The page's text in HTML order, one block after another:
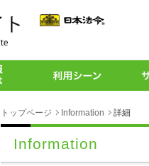
トップページ Information 詳細
Information